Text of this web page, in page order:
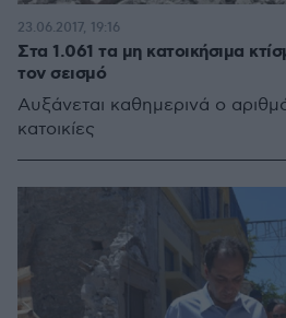
Στα 1.061 τα μη κατοικήσιμα
τον σεισμό
Αυξάνεται καθημερινά ο
κατοικίες
23.06.2017, 19:16